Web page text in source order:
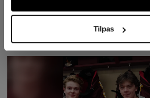
TilpasBESKRIVELSE